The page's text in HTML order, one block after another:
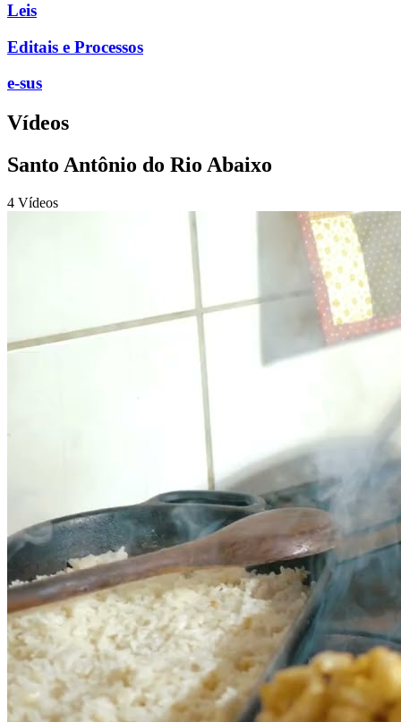
Leis
Editais e Processos
e-sus
Vídeos
Santo Antônio do Rio Abaixo
4 Vídeos